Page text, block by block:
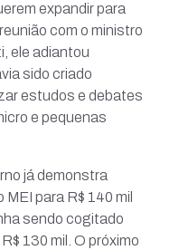
expandir para
com o ministro
ele adiantou
sido criado
estudos e debates
e pequenas
já demonstra
para R$ 140 mil
sendo cogitado
130 mil. O próximo